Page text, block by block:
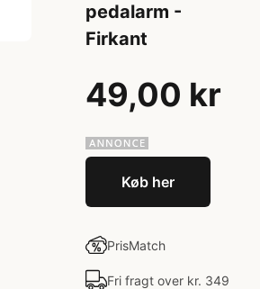
pedalarm -
Firkant
49,00 kr
Køb her
PrisMatch
Fri fragt over kr. 349